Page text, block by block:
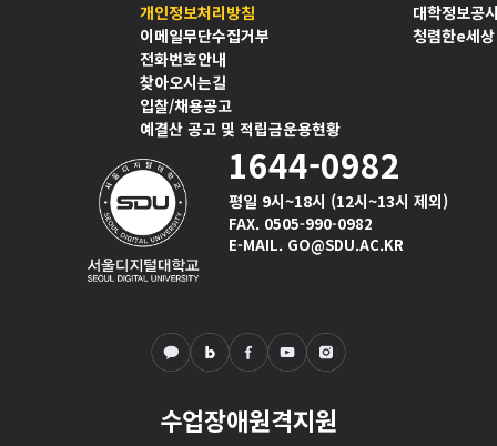
개인정보처리방침
이메일무단수집거부
전화번호안내
찾아오시는길
입찰/채용공고
예결산 공고 및 적립금운용현황
대학정보공
청렴한e세상
1644-0982
평일 9시~18시 (12시~13시 제외)
FAX. 0505-990-0982
E-MAIL. GO@SDU.AC.KR
수업장애원격지원